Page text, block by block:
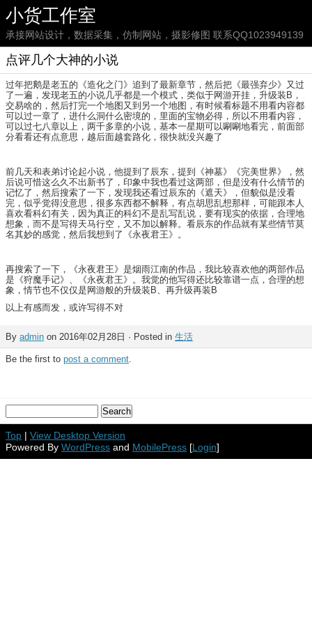
小货工作室
承接网站设计，数据采集，仿制网站，摄影修图 联系QQ1023949139
点评几个大神的小说
过年把鹅是老五的《造化之门》追到了最新章节，然后把《最强弃少》又过
了一遍，发现老五的小说几乎都是一个模式，类似于网游开挂，升级装B，
交易啥的，然后打完一个地图又到另一个地图，有时候看标题不用看内容都
可以过一章了，进什么洞什么密境的，里面的宝物必得，所以不用看内容，
可以过七八章以上，两千多章的小说，基本一星期可以唰唰地看完，前面部
分看看还有点意思，越后面越套路化，很快就没兴趣了
前几天和表弟讨论起小说，他提到了辰东，提到《神墓》《完美世界》，然
后说可惜这么久不出新书了，印象中我也看过这两部，但是没有什么情节的
记忆了，然后搜索了一下，发现我还看过辰东的《遮天》，但貌似是没看
完，似乎觉得没意思，很多东西都不解释，有点胡思乱想那样，可能跟本人
喜欢看科幻有关，因为真正的科幻不是乱写乱说，要有现实的依据，合理地
想象，而不是写得天马行空，又不加以解释。看辰东的作品就有某些情节莫
名其妙的感觉，然后我想到了《永夜君王》。
再搜索了一下，《永夜君王》是烟雨江南的作品，我比较喜欢他的两部作品
是《狩魔手记》、《永夜君王》。我觉的他写得还比较靠谱一点，合理的想
象，情节也不仅仅是网游般的升级装B、再升级再装B
以上有感而发，或许写得不对
By admin on 2016年02月28日 · Posted in 生活
Be the first to post a comment.
Top | View Desktop Version
Powered By WordPress and MobilePress [Login]